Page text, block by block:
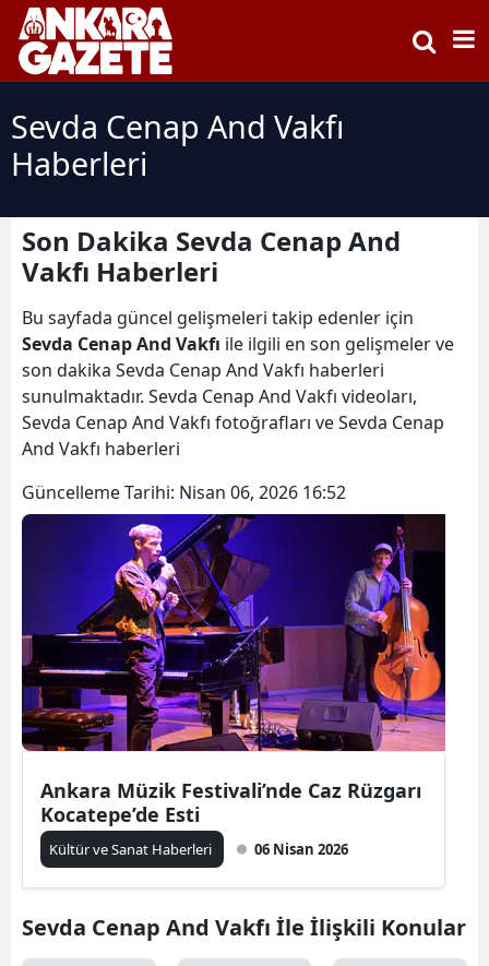
Sevda Cenap And Vakfı
Haberleri
Son Dakika Sevda Cenap And
Vakfı Haberleri
Bu sayfada güncel gelişmeleri takip edenler için
Sevda Cenap And Vakfı ile ilgili en son gelişmeler ve
son dakika Sevda Cenap And Vakfı haberleri
sunulmaktadır. Sevda Cenap And Vakfı videoları,
Sevda Cenap And Vakfı fotoğrafları ve Sevda Cenap
And Vakfı haberleri
Güncelleme Tarihi: Nisan 06, 2026 16:52
Ankara Müzik Festivali’nde Caz Rüzgarı
Kocatepe’de Esti
Kültür ve Sanat Haberleri 06 Nisan 2026
Sevda Cenap And Vakfı İle İlişkili Konular